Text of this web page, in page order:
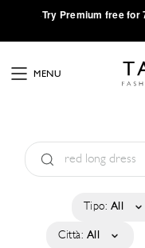
·Try Premium free for
MENU
Tipo: All
Città: All